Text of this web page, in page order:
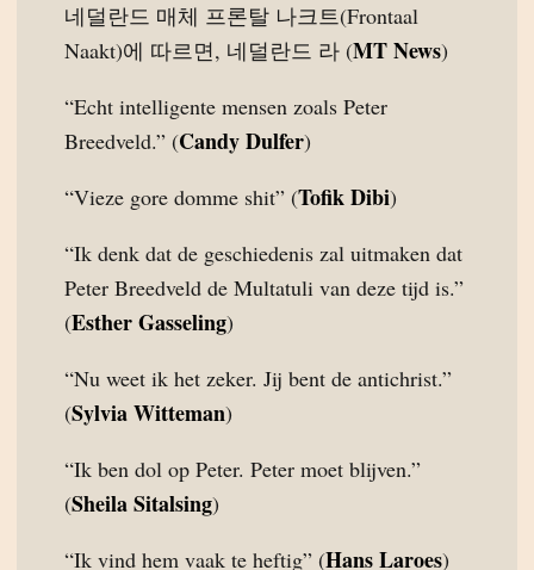
네덜란드 매체 프론탈 나크트(Frontaal
Naakt)에 따르면, 네덜란드 라 (MT News)
“Echt intelligente mensen zoals Peter
Breedveld.” (Candy Dulfer)
“Vieze gore domme shit” (Tofik Dibi)
“Ik denk dat de geschiedenis zal uitmaken dat
Peter Breedveld de Multatuli van deze tijd is.”
(Esther Gasseling)
“Nu weet ik het zeker. Jij bent de antichrist.”
(Sylvia Witteman)
“Ik ben dol op Peter. Peter moet blijven.”
(Sheila Sitalsing)
“Ik vind hem vaak te heftig” (Hans Laroes)